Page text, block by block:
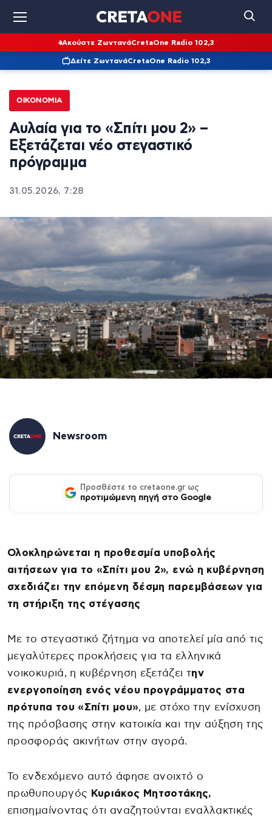
Ακούστε ΖωντανάCretaOne Radio 102,3
Δείτε ΖωντανάCretaOne Radio 102,3
ΟΙΚΟΝΟΜΊΑ
Αυλαία για το «Σπίτι μου 2» –
Εξετάζεται νέο στεγαστικό
πρόγραμμα
31.05.2026, 7:28
Newsroom
Προσθέστε το cretaone.gr ως
προτιμώμενη πηγή στο Google
Ολοκληρώνεται η προθεσμία υποβολής
αιτήσεων για το «Σπίτι μου 2», ενώ η κυβέρνηση
σχεδιάζει την επόμενη δέσμη παρεμβάσεων για
τη στήριξη της στέγασης
Με το στεγαστικό ζήτημα να αποτελεί μία από τις
μεγαλύτερες προκλήσεις για τα ελληνικά
νοικοκυριά, η κυβέρνηση εξετάζει την
ενεργοποίηση ενός νέου προγράμματος στα
πρότυπα του «Σπίτι μου», με στόχο την ενίσχυση
της πρόσβασης στην κατοικία και την αύξηση της
προσφοράς ακινήτων στην αγορά.
Το ενδεχόμενο αυτό άφησε ανοιχτό ο
πρωθυπουργός Κυριάκος Μητσοτάκης,
επισημαίνοντας ότι αναζητούνται εναλλακτικές